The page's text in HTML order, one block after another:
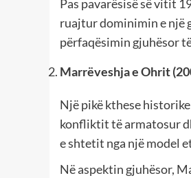
Pas pavarësisë së vitit
ruajtur dominimin e një
përfaqësimin gjuhësor
Marrëveshja e Ohrit
Një pikë kthese
konfliktit të armatosur
e shtetit nga një model
Në aspektin gjuhësor,